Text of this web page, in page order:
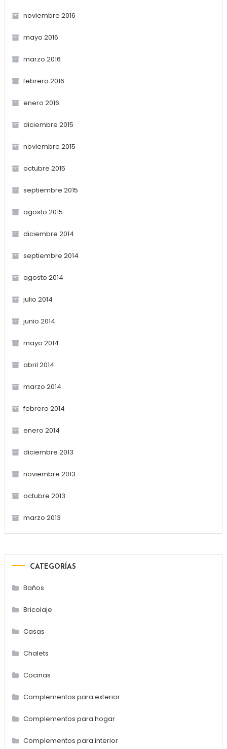
noviembre 2016
mayo 2016
marzo 2016
febrero 2016
enero 2016
diciembre 2015
noviembre 2015
octubre 2015
septiembre 2015
agosto 2015
diciembre 2014
septiembre 2014
agosto 2014
julio 2014
junio 2014
mayo 2014
abril 2014
marzo 2014
febrero 2014
enero 2014
diciembre 2013
noviembre 2013
octubre 2013
marzo 2013
CATEGORÍAS
Baños
Bricolaje
Casas
Chalets
Cocinas
Complementos para exterior
Complementos para hogar
Complementos para interior